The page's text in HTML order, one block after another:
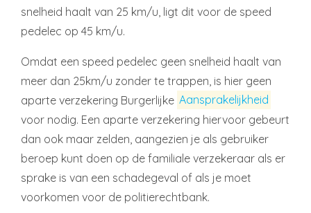
snelheid haalt van 25 km/u, ligt dit voor de speed
pedelec op 45 km/u.
Omdat een speed pedelec geen snelheid haalt van
meer dan 25km/u zonder te trappen, is hier geen
aparte verzekering Burgerlijke Aansprakelijkheid
voor nodig. Een aparte verzekering hiervoor gebeurt
dan ook maar zelden, aangezien je als gebruiker
beroep kunt doen op de familiale verzekeraar als er
sprake is van een schadegeval of als je moet
voorkomen voor de politierechtbank.